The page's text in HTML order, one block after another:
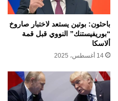
باحثون: بوتين يستعد لاختبار صاروخ
“بوريفيستنك” النووي قبل قمة
ألاسكا
14 أغسطس، 2025